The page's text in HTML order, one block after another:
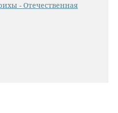
- Отечественная